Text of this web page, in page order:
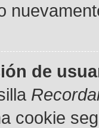
de
cookie